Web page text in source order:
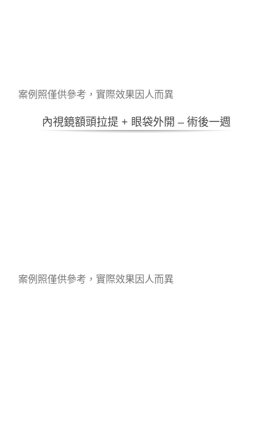
案例照僅供參考，實際效果因人而異
內視鏡額頭拉提 + 眼袋外開 – 術後一週
案例照僅供參考，實際效果因人而異